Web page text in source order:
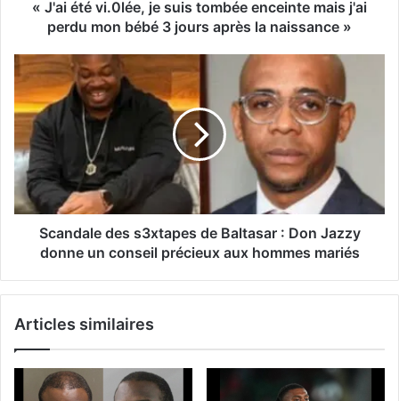
« J'ai été vi.0lée, je suis tombée enceinte mais j'ai
perdu mon bébé 3 jours après la naissance »
Scandale des s3xtapes de Baltasar : Don Jazzy
donne un conseil précieux aux hommes mariés
Articles similaires